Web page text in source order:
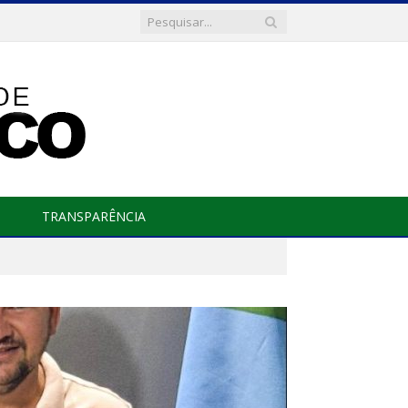
TRANSPARÊNCIA